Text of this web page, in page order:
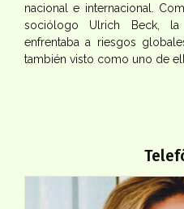
nacional e internacional.
sociólogo Ulrich Beck, la
enfrentaba a riesgos
también visto como uno de